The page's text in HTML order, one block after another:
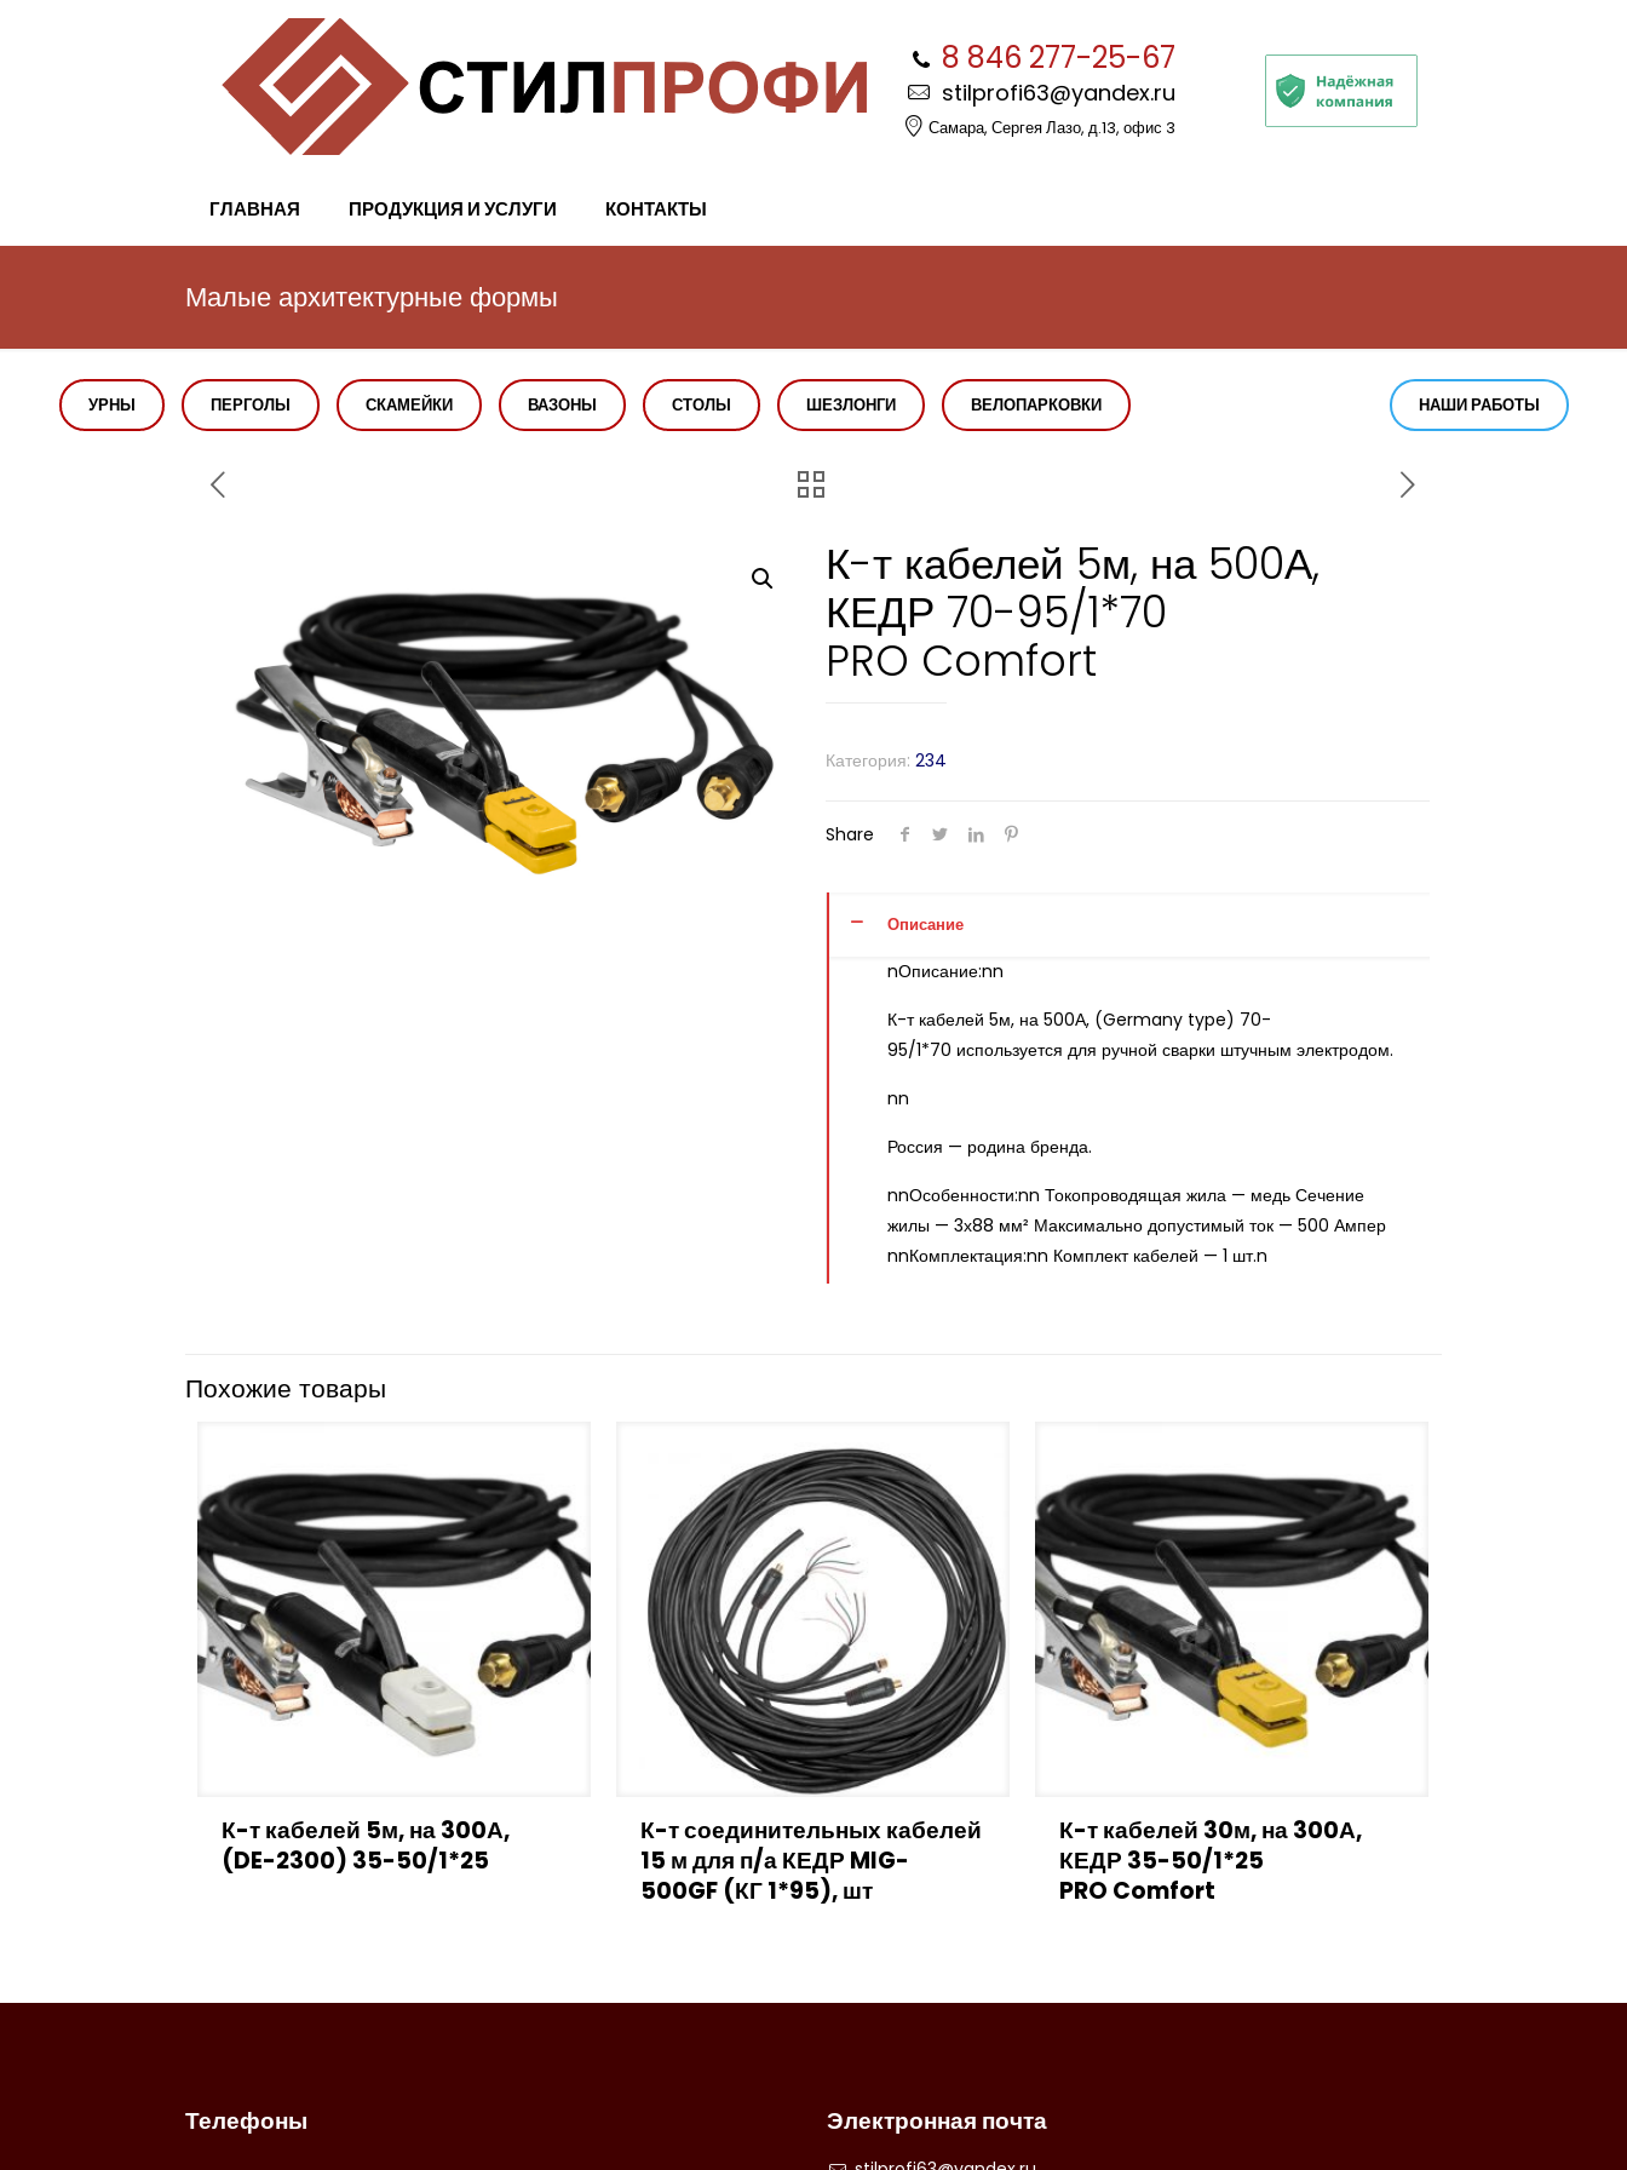
ГЛАВНАЯ ПРОДУКЦИЯ И УСЛУГИ КОНТАКТЫ
8 846 277-25-67
stilprofi63@yandex.ru
Самара, Сергея Лазо, д.13, офис 3
Малые архитектурные формы
УРНЫ ПЕРГОЛЫ СКАМЕЙКИ ВАЗОНЫ СТОЛЫ ШЕЗЛОНГИ ВЕЛОПАРКОВКИ НАШИ РАБОТЫ
К-т кабелей 5м, на 500А,
КЕДР 70-95/1*70
PRO Comfort
Категория:234
Share
Описание
nОписание:nn
К-т кабелей 5м, на 500А, (Germany type) 70-
95/1*70 используется для ручной сварки штучным электродом.
nn
Россия — родина бренда.
nnОсобенности:nn Токопроводящая жила — медь Сечение
жилы — 3х88 мм² Максимально допустимый ток — 500 Ампер
nnКомплектация:nn Комплект кабелей — 1 шт.n
Похожие товары
К-т кабелей 5м, на 300А,
(DE-2300) 35-50/1*25
К-т соединительных кабелей
15 м для п/а КЕДР MIG-
500GF (КГ 1*95), шт
К-т кабелей 30м, на 300А,
КЕДР 35-50/1*25
PRO Comfort
Телефоны Электронная почта